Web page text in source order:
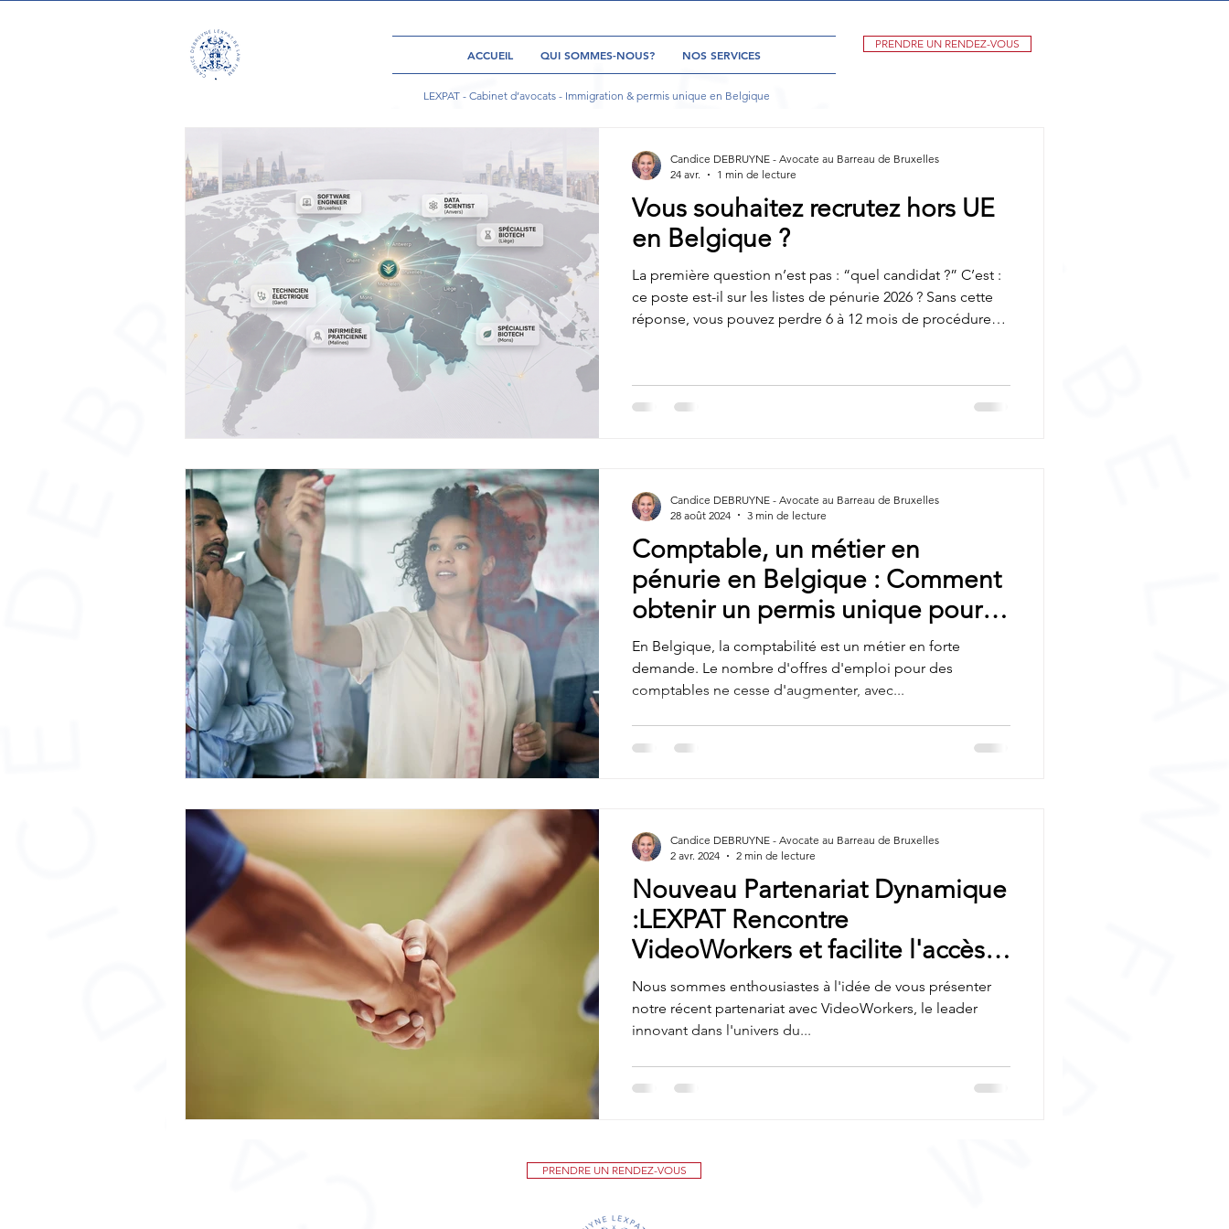
ACCUEIL QUI SOMMES-NOUS? NOS SERVICES
PRENDRE UN RENDEZ-VOUS
LEXPAT - Cabinet d’avocats - Immigration & permis unique en Belgique
Vous souhaitez recrutez hors UE
en Belgique ?
La première question n’est pas : “quel candidat ?” C’est :
ce poste est-il sur les listes de pénurie 2026 ? Sans cette
réponse, vous pouvez perdre 6 à 12 mois de procédure
d’employeurs passent à côté de leviers essentiels : •
Métiers en pénurie→ procédure accélérée, exigences
Candice DEBRUYNE - Avocate au Barreau de Bruxelles
24 avr.
1 min de lecture
Comptable, un métier en
pénurie en Belgique : Comment
obtenir un permis unique pour
travailler dans ce secteur ?
En Belgique, la comptabilité est un métier en forte
demande. Le nombre d'offres d'emploi pour des
comptables ne cesse d'augmenter, avec...
Candice DEBRUYNE - Avocate au Barreau de Bruxelles
28 août 2024
3 min de lecture
Nouveau Partenariat Dynamique
:LEXPAT Rencontre
VideoWorkers et facilite l'accès
au permis unique en Belgique
Nous sommes enthousiastes à l'idée de vous présenter
notre récent partenariat avec VideoWorkers, le leader
innovant dans l'univers du...
Candice DEBRUYNE - Avocate au Barreau de Bruxelles
2 avr. 2024
2 min de lecture
PRENDRE UN RENDEZ-VOUS